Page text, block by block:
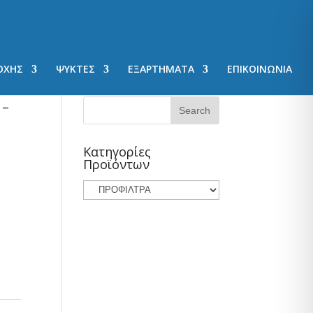
ΨΥΚΤΕΣ ΕΞΑΡΤΗΜΑΤΑ ΕΠΙΚΟΙΝΩΝΙΑ
Κατηγορίες
Προϊόντων